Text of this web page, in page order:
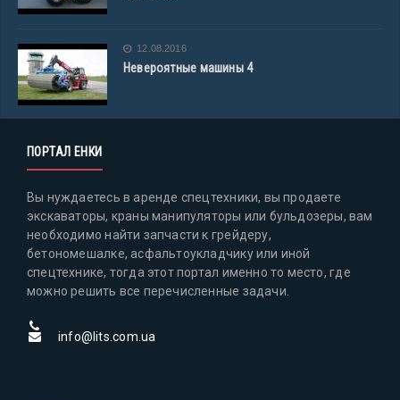
12.08.2016
Невероятные машины 4
ПОРТАЛ ЕНКИ
Вы нуждаетесь в аренде спецтехники, вы продаете
экскаваторы, краны манипуляторы или бульдозеры, вам
необходимо найти запчасти к грейдеру,
бетономешалке, асфальтоукладчику или иной
спецтехнике, тогда этот портал именно то место, где
можно решить все перечисленные задачи.
info@lits.com.ua